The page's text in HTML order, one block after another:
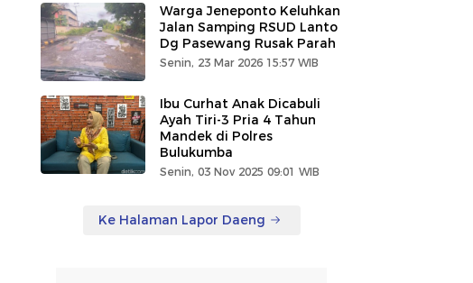
Warga Jeneponto Keluhkan
Jalan Samping RSUD Lanto
Dg Pasewang Rusak Parah
Senin, 23 Mar 2026 15:57 WIB
Ibu Curhat Anak Dicabuli
Ayah Tiri-3 Pria 4 Tahun
Mandek di Polres
Bulukumba
Senin, 03 Nov 2025 09:01 WIB
Ke Halaman Lapor Daeng